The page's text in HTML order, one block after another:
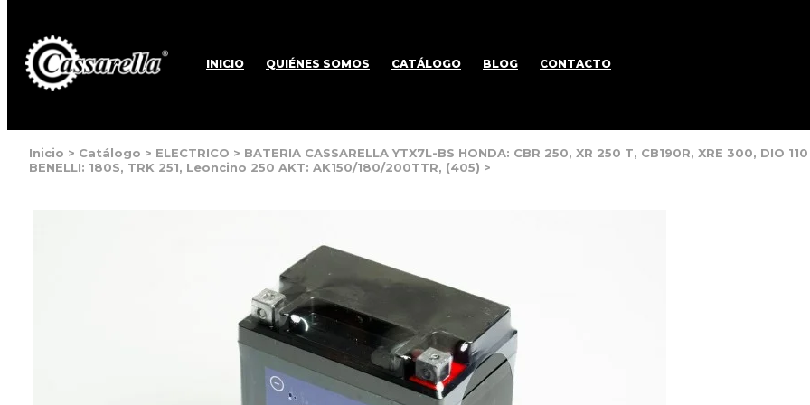
INICIO QUIÉNES SOMOS CATÁLOGO BLOG CONTACTO
Inicio > Catálogo > ELECTRICO > BATERIA CASSARELLA YTX7L-BS HONDA: CBR 250, XR 250 T, CB190R, XRE 300, DIO
BENELLI: 180S, TRK 251, Leoncino 250 AKT: AK150/180/200TTR, (405) >